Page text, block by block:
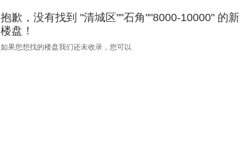
抱歉，没有找到 "清城区""石角""8000-10000" 的
楼盘！
如果您想找的楼盘我们还未收录，您可以